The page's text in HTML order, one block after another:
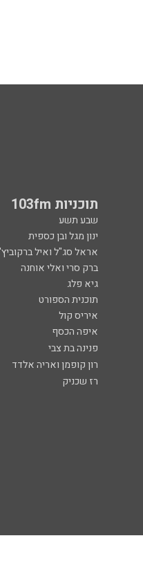
תוכניות 103fm
שבע תשע
ינון מגל ובן כספית
אראל סג"ל ואיל ברקוביץ'
ברק סרי ואלי אוחנה
גיא פלג
תוכנית הספורט
איריס קול
איפה הכסף
פנינה בת צבי
רון קופמן ואריה אלדד
רז שכניק